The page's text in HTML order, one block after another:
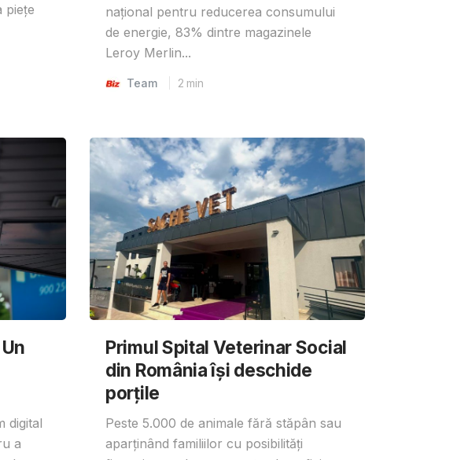
piețe
național pentru reducerea consumului
de energie, 83% dintre magazinele
Leroy Merlin...
Team 2 min
digital
a
Primul Spital Veterinar Social
din România își deschide
porțile
Peste 5.000 de animale fără stăpân sau
aparținând familiilor cu posibilități